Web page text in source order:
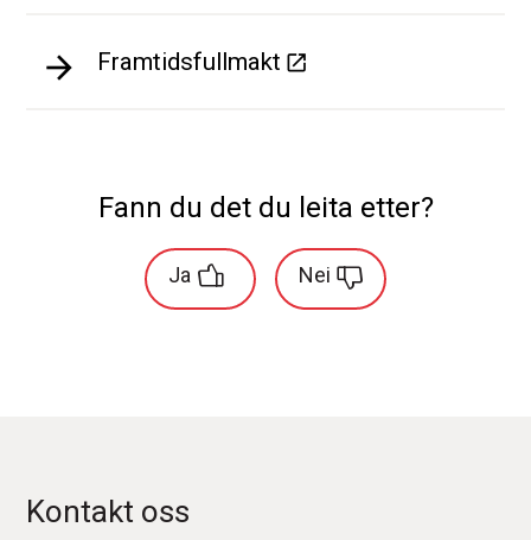
Framtidsfullmakt
Fann du det du leita etter?
Ja Nei
Kontakt oss